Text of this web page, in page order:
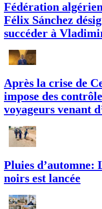
Fédération
Félix Sánchez
succéder à
Après la crise de
impose des
voyageurs venant
Pluies d’automne:
noirs est lancée